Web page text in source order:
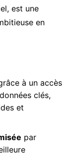
est une
en
à un accès
clés,
et
par